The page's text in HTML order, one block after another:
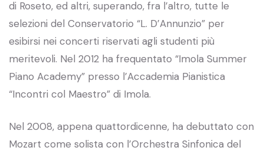
di Roseto, ed altri, superando, fra l’altro, tutte le
selezioni del Conservatorio “L. D’Annunzio” per
esibirsi nei concerti riservati agli studenti più
meritevoli. Nel 2012 ha frequentato “Imola Summer
Piano Academy” presso l’Accademia Pianistica
“Incontri col Maestro” di Imola.
Nel 2008, appena quattordicenne, ha debuttato con
Mozart come solista con l’Orchestra Sinfonica del